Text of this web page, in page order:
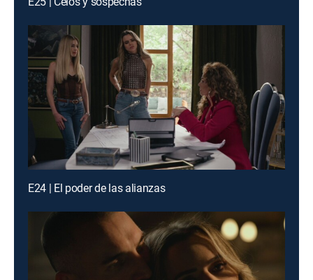
E24 | El poder de las alianzas